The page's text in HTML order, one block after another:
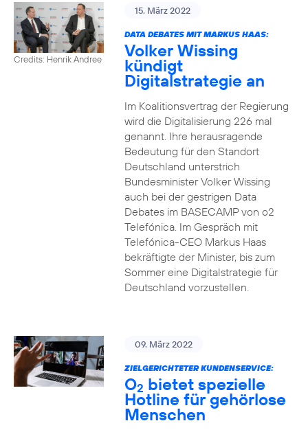
Credits: Henrik Andree
15. März 2022
DATA DEBATES MIT MARKUS HAAS:
Volker Wissing
kündigt
Digitalstrategie an
Im Koalitionsvertrag der Regierung
wird die Digitalisierung 226 mal
genannt. Ihre herausragende
Bedeutung für den Standort
Deutschland unterstrich
Bundesminister Volker Wissing
auch bei der gestrigen Data
Debates im BASECAMP von o2
Telefónica. Im Gespräch mit
Telefónica-CEO Markus Haas
bekräftigte der Minister, bis zum
Sommer eine Digitalstrategie für
Deutschland vorzustellen.
09. März 2022
ZIELGERICHTETER KUNDENSERVICE:
O2 bietet spezielle
Hotline für gehörlose
Menschen